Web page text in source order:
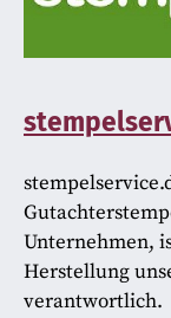
Unternehmen,
Herstellung
verantwortlich.